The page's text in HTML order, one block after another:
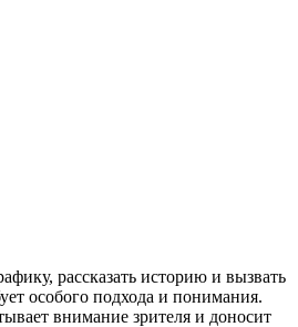
рассказать историю и вызвать
особого подхода и понимания.
внимание зрителя и доносит